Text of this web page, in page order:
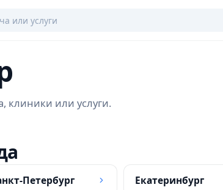
клиники или услуги.
Петербург Екатеринбург